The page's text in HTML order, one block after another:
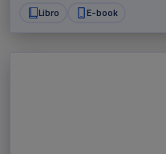
Libro E-book